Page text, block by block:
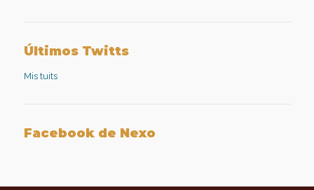
Facebook
TwitteraplicadaGoogle+
Últimos Twitts
Mis tuits
Facebook de Nexo